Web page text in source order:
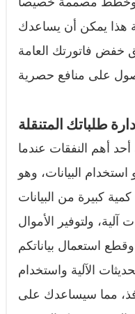
هذا يمكن أن يساعدك
خفض فاتورتك العامة
طلباتك المتنقلة
أهم النفقات عندما
استخدام البيانات، وهو
كبيرة من البيانات
ولتوفير الأموال
استعمال بياناتكم
الآلية واستخدام
مما سيساعدك على